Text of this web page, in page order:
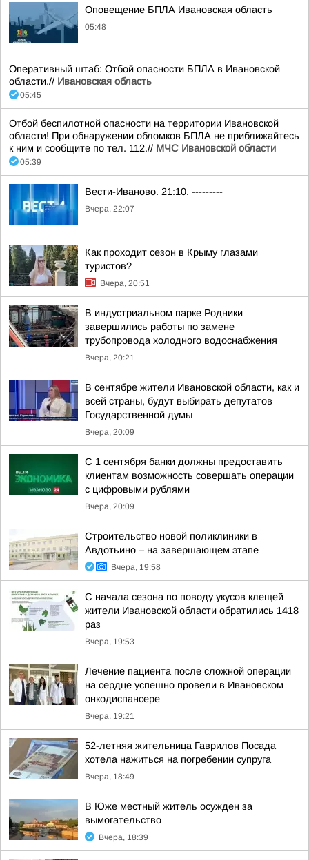
Оповещение БПЛА Ивановская область
05:48
Оперативный штаб: Отбой опасности БПЛА в Ивановской
области.// Ивановская область
05:45
Отбой беспилотной опасности на территории Ивановской
области! При обнаружении обломков БПЛА не приближайтесь
к ним и сообщите по тел. 112.// МЧС Ивановской области
05:39
Вести-Иваново. 21:10. ---------
Вчера, 22:07
Как проходит сезон в Крыму глазами
туристов?
Вчера, 20:51
В индустриальном парке Родники
завершились работы по замене
трубопровода холодного водоснабжения
Вчера, 20:21
В сентябре жители Ивановской области, как и
всей страны, будут выбирать депутатов
Государственной думы
Вчера, 20:09
С 1 сентября банки должны предоставить
клиентам возможность совершать операции
с цифровыми рублями
Вчера, 20:09
Строительство новой поликлиники в
Авдотьино – на завершающем этапе
Вчера, 19:58
С начала сезона по поводу укусов клещей
жители Ивановской области обратились 1418
раз
Вчера, 19:53
Лечение пациента после сложной операции
на сердце успешно провели в Ивановском
онкодиспансере
Вчера, 19:21
52-летняя жительница Гаврилов Посада
хотела нажиться на погребении супруга
Вчера, 18:49
В Юже местный житель осужден за
вымогательство
Вчера, 18:39